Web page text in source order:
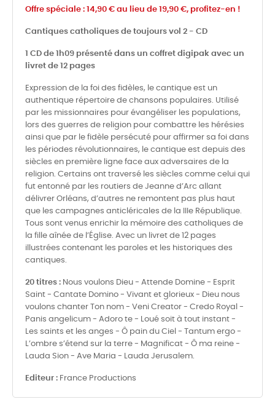
Offre spéciale : 14,90 € au lieu de 19,90 €, profitez-en !
Cantiques catholiques de toujours vol 2 - CD
1 CD de 1h09 présenté dans un coffret digipak avec un
livret de 12 pages
Expression de la foi des fidèles, le cantique est un
authentique répertoire de chansons populaires. Utilisé
par les missionnaires pour évangéliser les populations,
lors des guerres de religion pour combattre les hérésies
ainsi que par le fidèle persécuté pour affirmer sa foi dans
les périodes révolutionnaires, le cantique est depuis des
siècles en première ligne face aux adversaires de la
religion. Certains ont traversé les siècles comme celui qui
fut entonné par les routiers de Jeanne d’Arc allant
délivrer Orléans, d’autres ne remontent pas plus haut
que les campagnes anticléricales de la IIIe République.
Tous sont venus enrichir la mémoire des catholiques de
la fille aînée de l’Église. Avec un livret de 12 pages
illustrées contenant les paroles et les historiques des
cantiques.
20 titres : Nous voulons Dieu - Attende Domine - Esprit
Saint - Cantate Domino - Vivant et glorieux - Dieu nous
voulons chanter Ton nom - Veni Creator - Credo Royal -
Panis angelicum - Adoro te - Loué soit à tout instant -
Les saints et les anges - Ô pain du Ciel - Tantum ergo -
L’ombre s’étend sur la terre - Magnificat - Ô ma reine -
Lauda Sion - Ave Maria - Lauda Jerusalem.
Editeur : France Productions